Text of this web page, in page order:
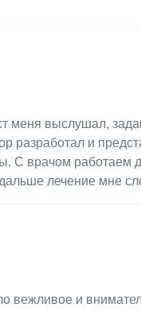
меня выслушал,
разработал и
С врачом
лечение мне
вежливое и